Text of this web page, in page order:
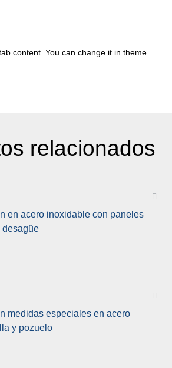
content. You can change it in theme
relacionados
en acero inoxidable con paneles
desagüe
medidas especiales en acero
y pozuelo